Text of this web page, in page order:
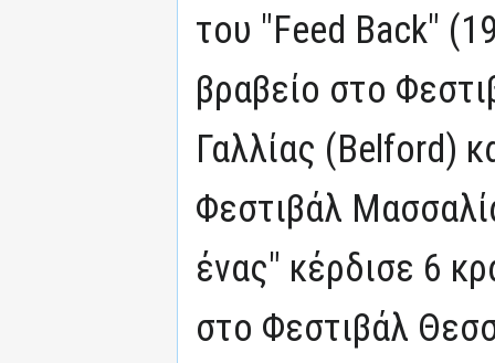
του "Feed Back"
βραβείο στο
Γαλλίας (Belford)
Φεστιβάλ
ένας" κέρδισε 6
στο Φεστιβάλ